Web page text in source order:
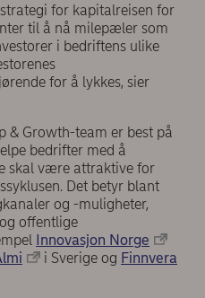
for kapitalreisen for
til å nå milepæler som
i bedriftens ulike
for å lykkes, sier
& Growth-team er best på
bedrifter med å
skal være attraktive for
Det betyr blant
og -muligheter,
offentlige
Innovasjon Norge
i Sverige og Finnvera